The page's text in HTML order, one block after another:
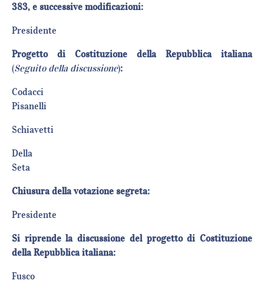
383, e successive modificazioni:
Progetto di Costituzione della Repubblica italiana
(Seguito della discussione):
Codacci
Pisanelli
Della
Chiusura della votazione segreta:
Si riprende la discussione del progetto di Costituzione
della Repubblica italiana: